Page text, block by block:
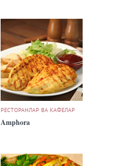
РЕСТОРАНЛАР ВА КАФЕЛАР
Amphora